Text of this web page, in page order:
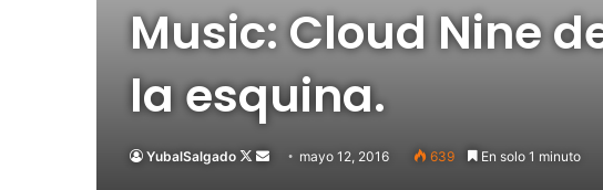
Music: Cloud Nine
la esquina.
YubalSalgado
Follow
Sendmayo 12, 2016 639 En solo 1 minuto